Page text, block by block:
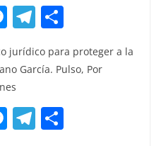
M
e
ss
e
n
g
T
e
a
m
m
jurídico para proteger a la
García. Pulso, Por
M T